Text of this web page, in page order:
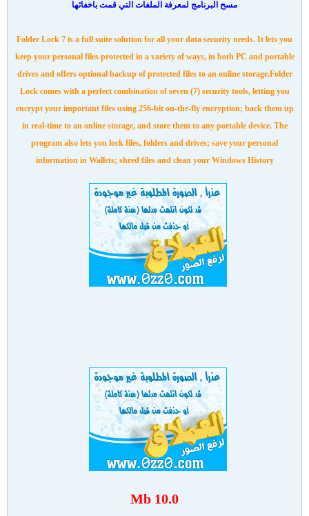
مسح البرنامج لمعرفة الملفات التي قمت باخفائها
Folder Lock 7 is a full suite solution for all your data security needs. It lets you
keep your personal files protected in a variety of ways, in both PC and portable
drives and offers optional backup of protected files to an online storage.Folder
Lock comes with a perfect combination of seven (7) security tools, letting you
encrypt your important files using 256-bit on-the-fly encryption; back them up
in real-time to an online storage, and store them to any portable device. The
program also lets you lock files, folders and drives; save your personal
information in Wallets; shred files and clean your Windows History
10.0 Mb